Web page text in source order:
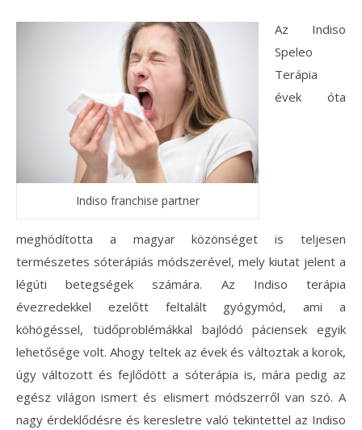
Indiso franchise partner
Az Indiso
Speleo
Terápia
évek óta
meghódította a magyar közönséget is teljesen
természetes sóterápiás módszerével, mely kiutat jelent a
légúti betegségek számára. Az Indiso terápia
évezredekkel ezelőtt feltalált gyógymód, ami a
köhögéssel, tüdőproblémákkal bajlódó páciensek egyik
lehetősége volt. Ahogy teltek az évek és változtak a korok,
úgy változott és fejlődött a sóterápia is, mára pedig az
egész világon ismert és elismert módszerről van szó. A
nagy érdeklődésre és keresletre való tekintettel az Indiso